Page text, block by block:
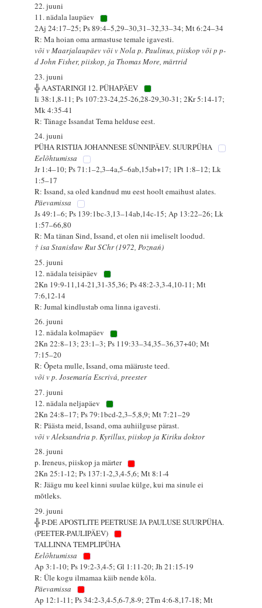
22. juuni
11. nädala laupäev
2Aj 24:17–25; Ps 89:4–5,29–30,31–32,33–34; Mt 6:24–34
R: Ma hoian oma armastuse temale igavesti.
või v Maarjalaupäev või v Nola p. Paulinus, piiskop või p p-
d John Fisher, piiskop, ja Thomas More, märtrid
23. juuni
╬ AASTARINGI 12. PÜHAPÄEV
Ii 38:1,8-11; Ps 107:23-24,25-26,28-29,30-31; 2Kr 5:14-17;
Mk 4:35-41
R: Tänage Issandat Tema helduse eest.
24. juuni
PÜHA RISTIJA JOHANNESE SÜNNIPÄEV. SUURPÜHA
Eelõhtumissa
Jr 1:4–10; Ps 71:1–2,3–4a,5–6ab,15ab+17; 1Pt 1:8–12; Lk
1:5–17
R: Issand, sa oled kandnud mu eest hoolt emaihust alates.
Päevamissa
Js 49:1–6; Ps 139:1bc-3,13–14ab,14c-15; Ap 13:22–26; Lk
1:57–66,80
R: Ma tänan Sind, Issand, et olen nii imeliselt loodud.
† isa Stanisław Rut SChr (1972, Poznań)
25. juuni
12. nädala teisipäev
2Kn 19:9-11,14-21,31-35,36; Ps 48:2-3,3-4,10-11; Mt
7:6,12-14
R: Jumal kindlustab oma linna igavesti.
26. juuni
12. nädala kolmapäev
2Kn 22:8–13; 23:1–3; Ps 119:33–34,35–36,37+40; Mt
7:15–20
R: Õpeta mulle, Issand, oma määruste teed.
või v p. Josemaría Escrivá, preester
27. juuni
12. nädala neljapäev
2Kn 24:8–17; Ps 79:1bcd-2,3–5,8,9; Mt 7:21–29
R: Päästa meid, Issand, oma auhiilguse pärast.
või v Aleksandria p. Kyrillus, piiskop ja Kiriku doktor
28. juuni
p. Ireneus, piiskop ja märter
2Kn 25:1-12; Ps 137:1-2,3,4-5,6; Mt 8:1-4
R: Jäägu mu keel kinni suulae külge, kui ma sinule ei
mõtleks.
29. juuni
╬ P-DE APOSTLITE PEETRUSE JA PAULUSE SUURPÜHA.
(PEETER-PAULIPÄEV)
TALLINNA TEMPLIPÜHA
Eelõhtumissa
Ap 3:1-10; Ps 19:2-3,4-5; Gl 1:11-20; Jh 21:15-19
R: Üle kogu ilmamaa käib nende kõla.
Päevamissa
Ap 12:1-11; Ps 34:2-3,4-5,6-7,8-9; 2Tm 4:6-8,17-18; Mt